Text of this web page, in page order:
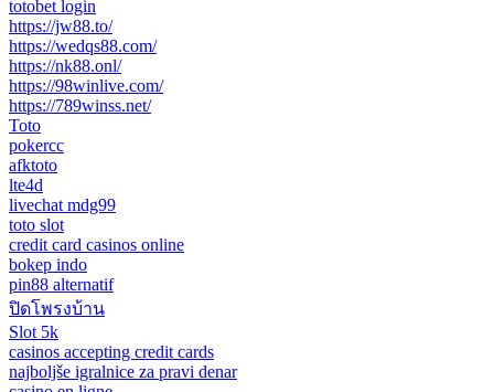
totobet login
https://jw88.to/
https://wedqs88.com/
https://nk88.onl/
https://98winlive.com/
https://789winss.net/
Toto
pokercc
afktoto
lte4d
livechat mdg99
toto slot
credit card casinos online
bokep indo
pin88 alternatif
ปิดโพรงบ้าน
Slot 5k
casinos accepting credit cards
najboljše igralnice za pravi denar